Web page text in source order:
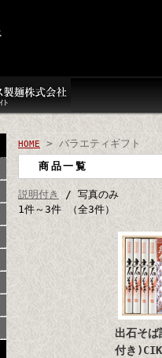
HOME > バラエティギフト
商品一覧
説明付き
/ 写真のみ
1件～3件 （全3件）
出石そ
付き